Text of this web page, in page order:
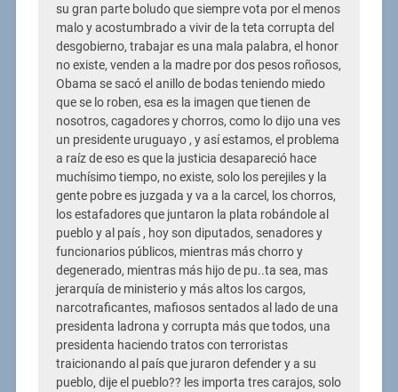
su gran parte boludo que siempre vota por el menos
malo y acostumbrado a vivir de la teta corrupta del
desgobierno, trabajar es una mala palabra, el honor
no existe, venden a la madre por dos pesos roñosos,
Obama se sacó el anillo de bodas teniendo miedo
que se lo roben, esa es la imagen que tienen de
nosotros, cagadores y chorros, como lo dijo una ves
un presidente uruguayo , y así estamos, el problema
a raíz de eso es que la justicia desapareció hace
muchísimo tiempo, no existe, solo los perejiles y la
gente pobre es juzgada y va a la carcel, los chorros,
los estafadores que juntaron la plata robándole al
pueblo y al país , hoy son diputados, senadores y
funcionarios públicos, mientras más chorro y
degenerado, mientras más hijo de pu..ta sea, mas
jerarquía de ministerio y más altos los cargos,
narcotraficantes, mafiosos sentados al lado de una
presidenta ladrona y corrupta más que todos, una
presidenta haciendo tratos con terroristas
traicionando al país que juraron defender y a su
pueblo, dije el pueblo?? les importa tres carajos, solo